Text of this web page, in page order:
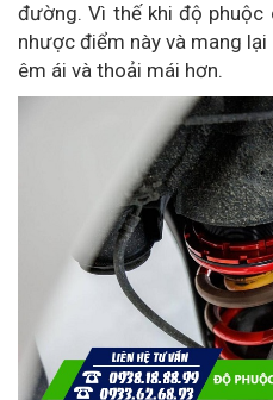
đường. Vì thế khi độ
nhược điểm này và mang
êm ái và thoải mái hơn.